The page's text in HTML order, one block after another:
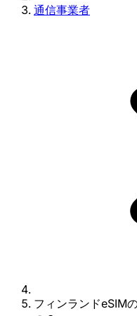
通信事業者
フィンランドeSIM